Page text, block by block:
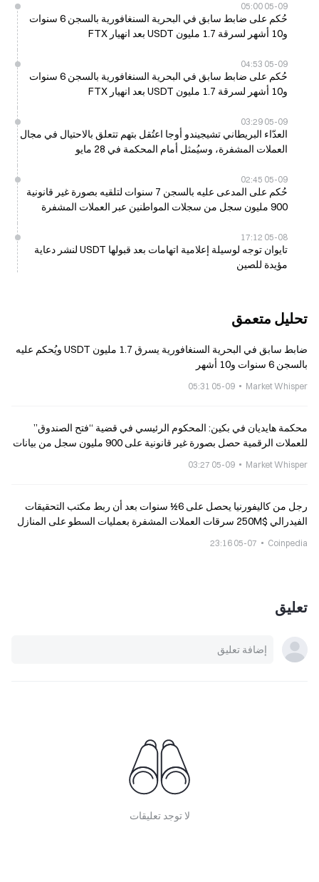
05-09 05:00
حُكم على ضابط سابق في البحرية السنغافورية بالسجن 6 سنوات
و10 أشهر لسرقة 1.7 مليون USDT بعد انهيار FTX
05-09 04:53
حُكم على ضابط سابق في البحرية السنغافورية بالسجن 6 سنوات
و10 أشهر لسرقة 1.7 مليون USDT بعد انهيار FTX
05-09 03:29
العدّاء البريطاني تشيجيندو أوجا اعتُقل بتهم تتعلق بالاحتيال في مجال
العملات المشفرة، وسيُمثل أمام المحكمة في 28 مايو
05-09 02:45
حُكم على المدعى عليه بالسجن 7 سنوات لتلقيه بصورة غير قانونية
900 مليون سجل من سجلات المواطنين عبر العملات المشفرة
05-08 17:12
تايوان توجه لوسيلة إعلامية اتهامات بعد قبولها USDT لنشر دعاية
مؤيدة للصين
تحليل متعمق
ضابط سابق في البحرية السنغافورية يسرق 1.7 مليون USDT ويُحكم عليه
بالسجن 6 سنوات و10 أشهر
Market Whisper
05-09 05:31
محكمة هايديان في بكين: المحكوم الرئيسي في قضية “فتح الصندوق”
للعملات الرقمية حصل بصورة غير قانونية على 900 مليون سجل من بيانات
Market Whisper
05-09 03:27
رجل من كاليفورنيا يحصل على 6½ سنوات بعد أن ربط مكتب التحقيقات
الفيدرالي $250M سرقات العملات المشفرة بعمليات السطو على المنازل
Coinpedia
05-07 23:16
تعليق
لا توجد تعليقات